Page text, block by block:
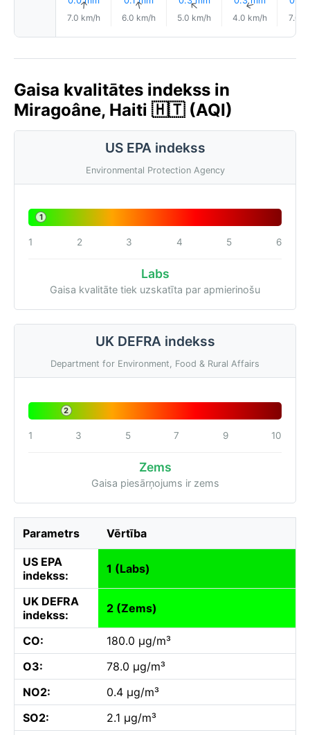
↑
7.0 km/h
↑
6.0 km/h
↑
5.0 km/h
↑
4.0 km/h 7.0
Gaisa kvalitātes indekss in
Miragoâne, Haiti 🇭🇹 (AQI)
US EPA indekss
Environmental Protection Agency
1
1 2 3 4 5 6
Labs
Gaisa kvalitāte tiek uzskatīta par apmierinošu
UK DEFRA indekss
Department for Environment, Food & Rural Affairs
2
1 3 5 7 9 10
Zems
Gaisa piesārņojums ir zems
Parametrs Vērtība
US EPA
indekss:
1 (Labs)
UK DEFRA
indekss:
2 (Zems)
CO:
180.0 µg/m³
O3:
78.0 µg/m³
NO2:
0.4 µg/m³
SO2:
2.1 µg/m³